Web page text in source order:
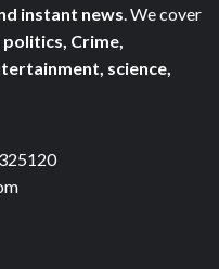
instant news. We cover
politics, Crime,
science,